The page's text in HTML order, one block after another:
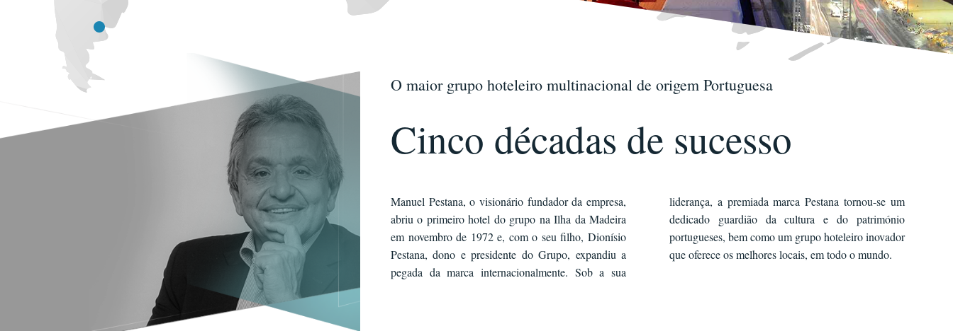
O maior grupo hoteleiro multinacional de origem Portuguesa
Cinco décadas de sucesso
Manuel Pestana, o visionário fundador da empresa,
abriu o primeiro hotel do grupo na Ilha da Madeira
em novembro de 1972 e, com o seu filho, Dionísio
Pestana, dono e presidente do Grupo, expandiu a
pegada da marca internacionalmente. Sob a sua
liderança, a premiada marca Pestana tornou-se um
dedicado guardião da cultura e do património
portugueses, bem como um grupo hoteleiro inovador
que oferece os melhores locais, em todo o mundo.